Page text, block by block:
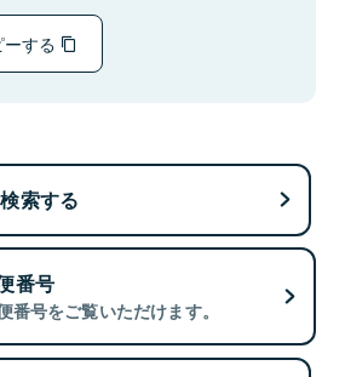
する
索する
番号
番号をご覧いただけます。